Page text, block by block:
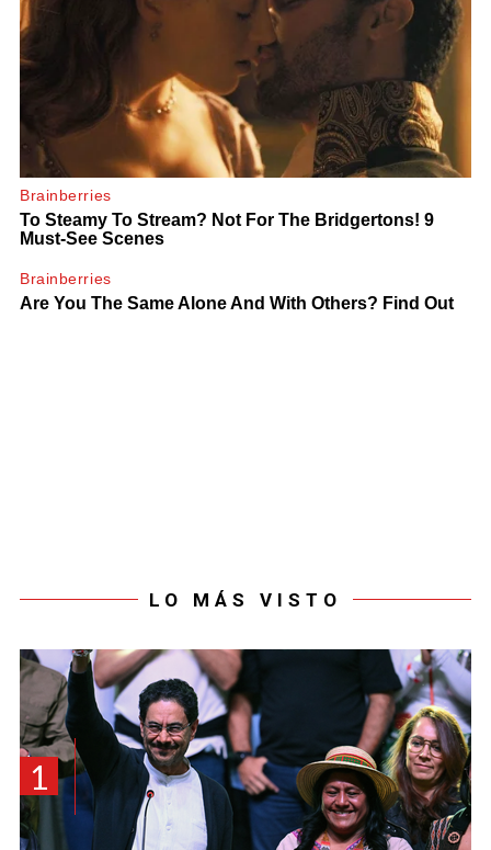
LO MÁS VISTO
1